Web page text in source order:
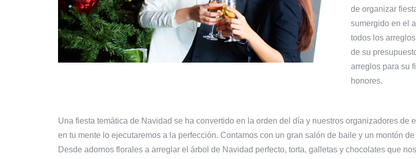
de organizar
sumergido en el
todos los
de su
arreglos para su
honores.
Una fiesta temática de Navidad se ha convertido en la orden del día y nuestros organizadores de
en tu mente lo ejecutaremos a la perfección. Contamos con un gran salón de baile y un montón
Desde adornos florales a arreglar el árbol de Navidad perfecto, torta, galletas y chocolates que